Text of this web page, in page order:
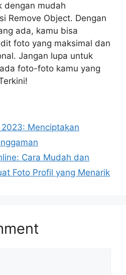
dengan mudah
Remove Object. Dengan
ada, kamu bisa
foto yang maksimal dan
Jangan lupa untuk
foto-foto kamu yang
Menciptakan
Cara Mudah dan
Foto Profil yang Menarik